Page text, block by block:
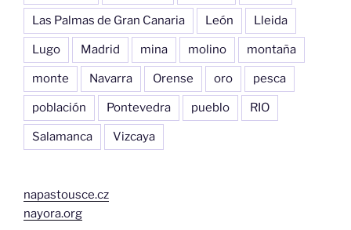
Las Palmas de Gran Canaria León Lleida
Lugo Madrid mina molino montaña
monte Navarra Orense oro pesca
población Pontevedra pueblo RIO
Salamanca Vizcaya
napastousce.cz
nayora.org